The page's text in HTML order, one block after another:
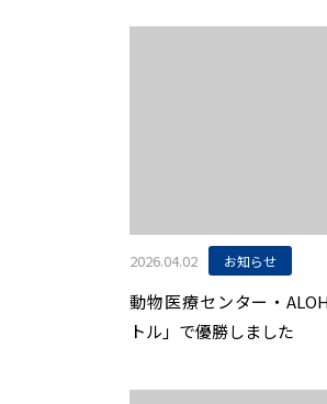
2026.04.02 お知らせ
動物医療センター・
トル」で優勝しました